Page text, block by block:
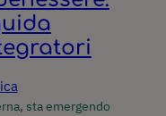
sta emergendo